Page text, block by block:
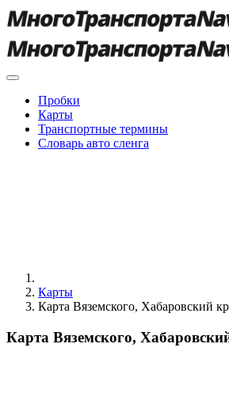
Пробки
Карты
Транспортные термины
Словарь авто сленга
Карты
Карта Вяземского, Хабаровский
Карта Вяземского,